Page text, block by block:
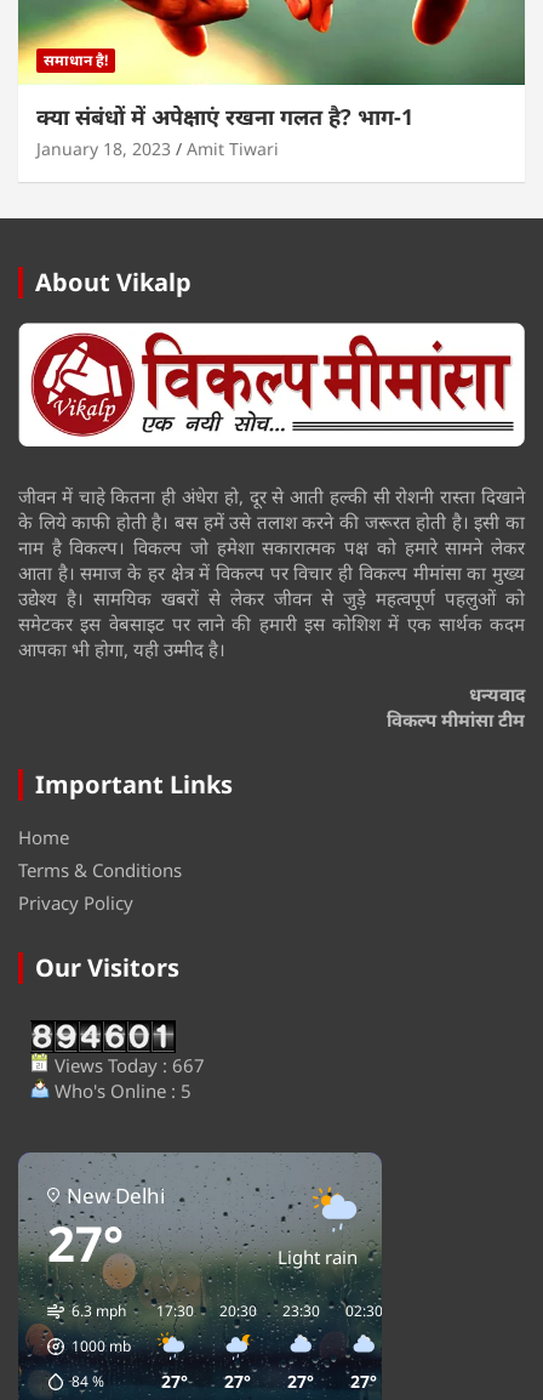
समाधान है!
क्या संबंधों में अपेक्षाएं रखना गलत है? भाग-1
January 18, 2023 Amit Tiwari
About Vikalp
जीवन में चाहे कितना ही अंधेरा हो, दूर से आती हल्की सी रोशनी रास्ता दिखाने
के लिये काफी होती है। बस हमें उसे तलाश करने की जरूरत होती है। इसी का
नाम है विकल्प। विकल्प जो हमेशा सकारात्मक पक्ष को हमारे सामने लेकर
आता है। समाज के हर क्षेत्र में विकल्प पर विचार ही विकल्प मीमांसा का मुख्य
उद्येश्य है। सामयिक खबरों से लेकर जीवन से जुड़े महत्वपूर्ण पहलुओं को
समेटकर इस वेबसाइट पर लाने की हमारी इस कोशिश में एक सार्थक कदम
आपका भी होगा, यही उम्मीद है।
धन्यवाद
विकल्प मीमांसा टीम
Important Links
Home
Terms & Conditions
Privacy Policy
Our Visitors
Views Today : 667
Who's Online : 5
New Delhi
27° Light rain
6.3 mph
1000mb
84%
17:30
27°
20:30
27°
23:30
27°
02:30
27°